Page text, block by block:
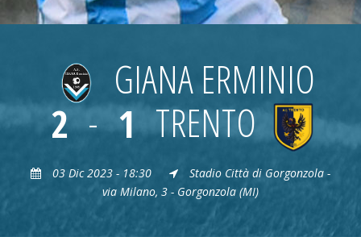
GIANA ERMINIO
2 - 1 TRENTO
03 Dic 2023 - 18:30
Stadio Città di Gorgonzola -
via Milano, 3 - Gorgonzola (MI)